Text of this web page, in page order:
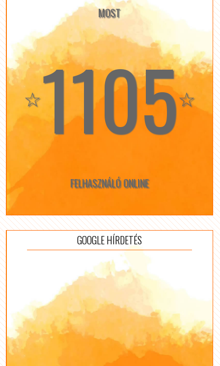
MOST
☆1105☆
FELHASZNÁLÓ ONLINE
GOOGLE HÍRDETÉS